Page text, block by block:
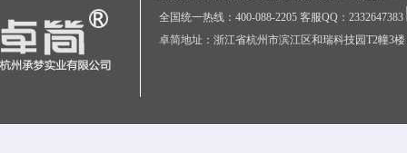
全国统一热线：400-088-2205 客服QQ：2332647383
卓简地址：浙江省杭州市滨江区和瑞科技园T2幢3楼